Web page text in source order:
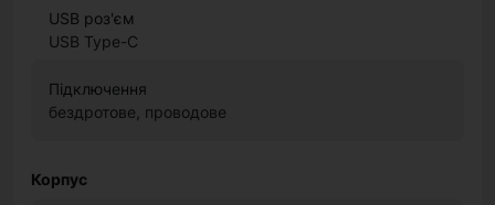
USB роз'єм
USB Type-C
Підключення
бездротове, проводове
Корпус